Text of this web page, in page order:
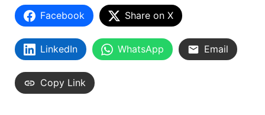
Facebook Share on X
LinkedIn WhatsApp Email
Copy Link